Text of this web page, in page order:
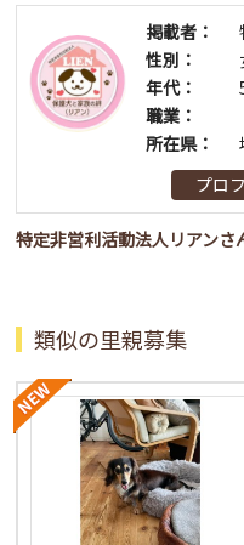
掲載者：
性別：
年代：
職業：
所在県：
プロ
特定非営利活動法人リアンさ
類似の里親募集